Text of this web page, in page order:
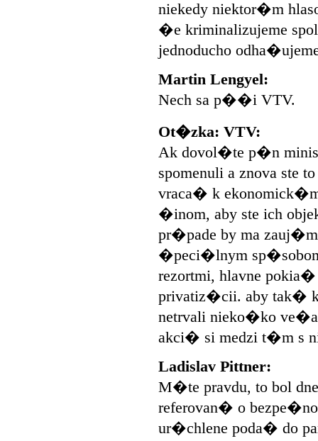
niekedy niektor�m
�e kriminalizujeme
jednoducho
Martin Lengyel:
Nech sa p��i VTV.
Ot�zka: VTV:
Ak dovol�te p�n
spomenuli a znova ste
vraca� k
�inom, aby ste ich
pr�pade by ma
�peci�lnym
rezortmi, hlavne
privatiz�cii. aby tak�
netrvali nieko�ko ve�a
akci� si medzi t�m s
Ladislav Pittner:
M�te pravdu, to bol
referovan� o
ur�chlene poda� do